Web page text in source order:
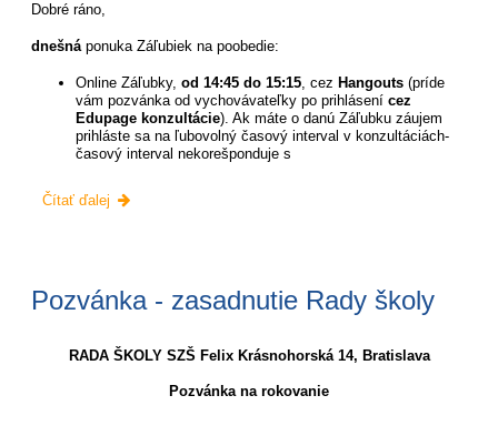
Dobré ráno,
dnešnáponuka Záľubiek na poobedie:
Online Záľubky,od 14:45 do 15:15 , cezHangouts(príde
vám pozvánka od vychovávateľky po prihlásenícez
Edupage konzultácie). Ak máte o danú Záľubku záujem
prihláste sa na ľubovolný časový interval v konzultáciách-
časový interval nekorešponduje s
Pondelková
Čítať ďalej
Pozvánka - zasadnutie Rady školy
RADA ŠKOLY SZŠ Felix Krásnohorská 14, Bratislava
Pozvánka na rokovanie